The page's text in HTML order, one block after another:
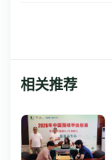
相关推荐